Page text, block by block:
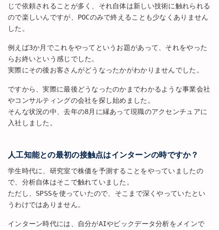
じで依頼されることが多く、それ自体は新しい技術に触れられる
ので楽しいんですが、POCのみで終えることも少なくありません
した。
例えば3か月でこれをやってというお題があって、それをやった
らお終いという感じでした。
実際にその後お客さんがどうなったかがわかりませんでした。
ですから、実際に最後どうなったのかまでわかるような事業会社
やコンサルティングの会社を探し始めました。
そんな状況の中、去年の8月に縁あって現職のアクセンチュアに
入社しました。
人工知能との最初の接触点はインターンの時ですか？
学生時代に、研究室で株価を予測することをやっていましたの
で、分析自体はそこで触れていました。
ただし、SPSSを使っていたので、そこまで深くやっていたとい
うわけではありません。
インターン時代には、自分がAIやビックデータ分析をメインで